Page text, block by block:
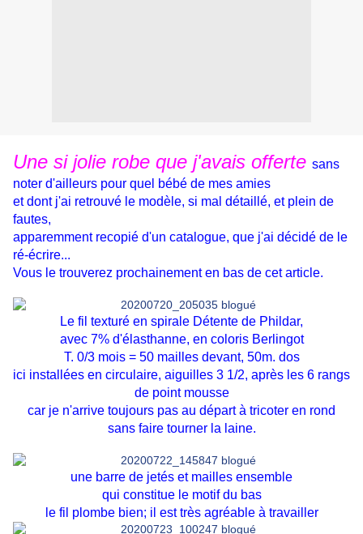
Une si jolie robe que j'avais offerte sans
noter d'ailleurs pour quel bébé de mes amies
et dont j'ai retrouvé le modèle, si mal détaillé, et plein de
fautes,
apparemment recopié d'un catalogue, que j'ai décidé de le
ré-écrire...
Vous le trouverez prochainement en bas de cet article.
Le fil texturé en spirale Détente de Phildar,
avec 7% d'élasthanne, en coloris Berlingot
T. 0/3 mois = 50 mailles devant, 50m. dos
ici installées en circulaire, aiguilles 3 1/2, après les 6 rangs
de point mousse
car je n'arrive toujours pas au départ à tricoter en rond
sans faire tourner la laine.
une barre de jetés et mailles ensemble
qui constitue le motif du bas
le fil plombe bien; il est très agréable à travailler